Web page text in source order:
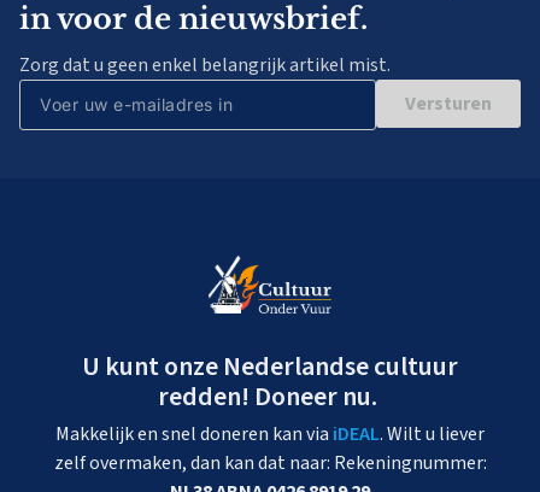
in voor de nieuwsbrief.
Zorg dat u geen enkel belangrijk artikel mist.
Versturen
U kunt onze Nederlandse cultuur
redden! Doneer nu.
Makkelijk en snel doneren kan via iDEAL. Wilt u liever
zelf overmaken, dan kan dat naar: Rekeningnummer: